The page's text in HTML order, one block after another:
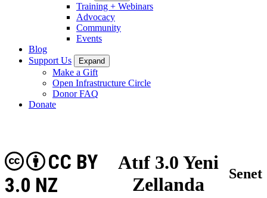
Training + Webinars
Advocacy
Community
Events
Blog
Support Us
Expand
Make a Gift
Open Infrastructure Circle
Donor FAQ
Donate
Atıf 3.0 Yeni
Zellanda
CC BY
3.0 NZ
Senet